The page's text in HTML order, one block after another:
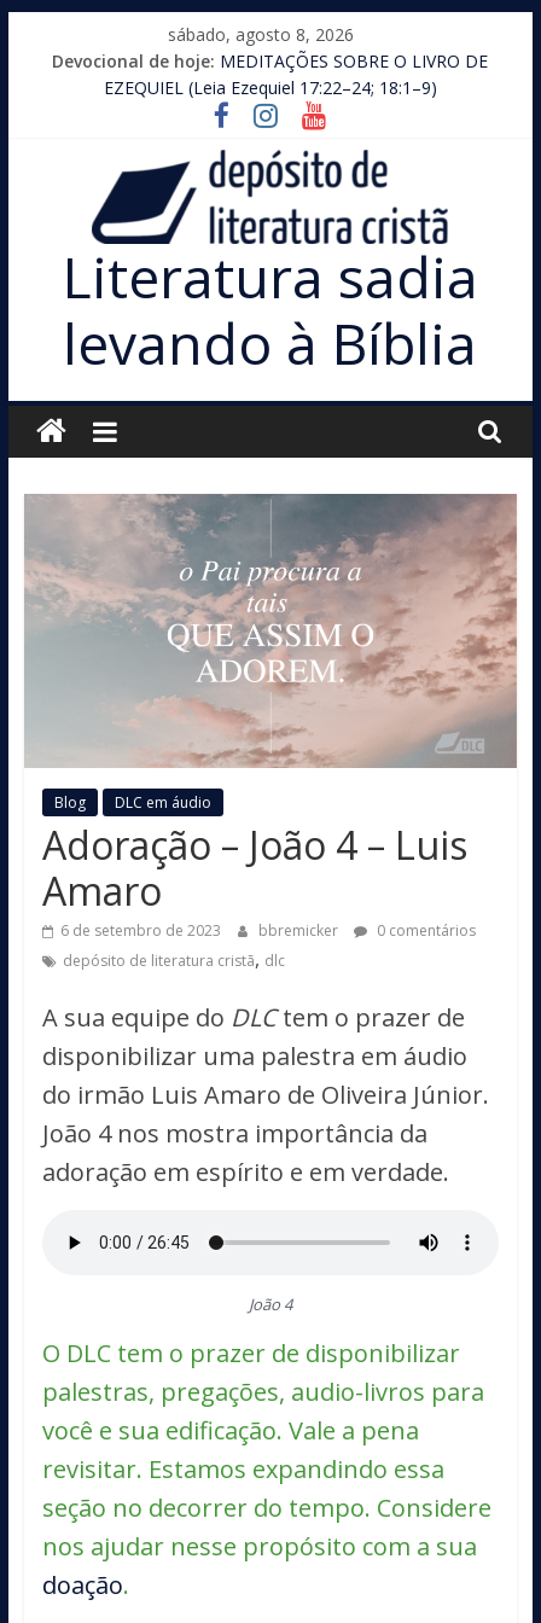
sábado, agosto 8, 2026
Devocional de hoje: MEDITAÇÕES SOBRE O LIVRO DE
EZEQUIEL (Leia Ezequiel 17:22–24; 18:1–9)
Literatura sadia
levando à Bíblia
Blog DLC em áudio
Adoração – João 4 – Luis
Amaro
6 de setembro de 2023 bbremicker
0 comentários
depósito de literatura cristã, dlc
A sua equipe do DLCtem o prazer de
disponibilizar uma palestra em áudio
do irmão Luis Amaro de Oliveira Júnior.
João 4 nos mostra importância da
adoração em espírito e em verdade.
João 4
O DLC tem o prazer de disponibilizar
palestras, pregações, audio-livros para
você e sua edificação. Vale a pena
revisitar. Estamos expandindo essa
seção no decorrer do tempo. Considere
nos ajudar nesse propósito com a sua
doação.